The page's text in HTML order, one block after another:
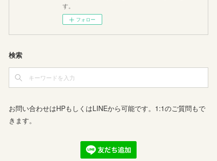
す。
フォロー
検索
お問い合わせはHPもしくはLINEから可能です。1:1のご質問もで
きます。